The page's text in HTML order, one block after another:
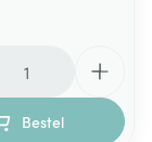
Bestel